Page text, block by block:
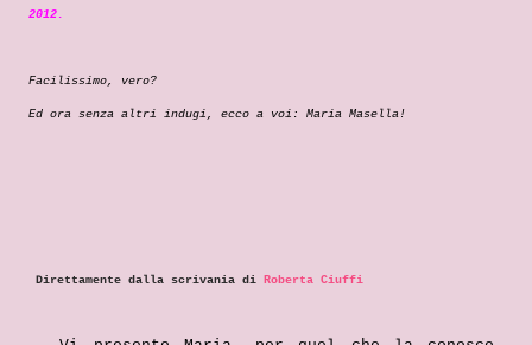
2012.
Facilissimo, vero?
Ed ora senza altri indugi, ecco a voi: Maria Masella!
Direttamente dalla scrivania di Roberta Ciuffi